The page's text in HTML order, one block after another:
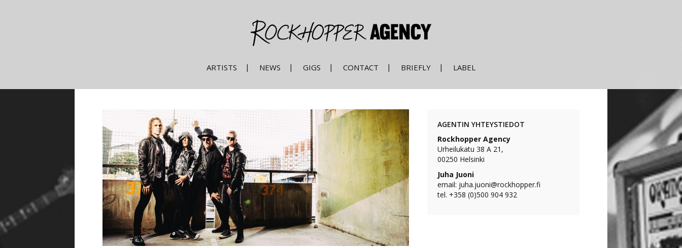
ARTISTS NEWS GIGS CONTACT BRIEFLY LABEL
AGENTIN YHTEYSTIEDOT
Rockhopper Agency
Urheilukatu 38 A 21,
00250 Helsinki
Juha Juoni
email: juha.juoni@rockhopper.fi
tel. +358 (0)500 904 932